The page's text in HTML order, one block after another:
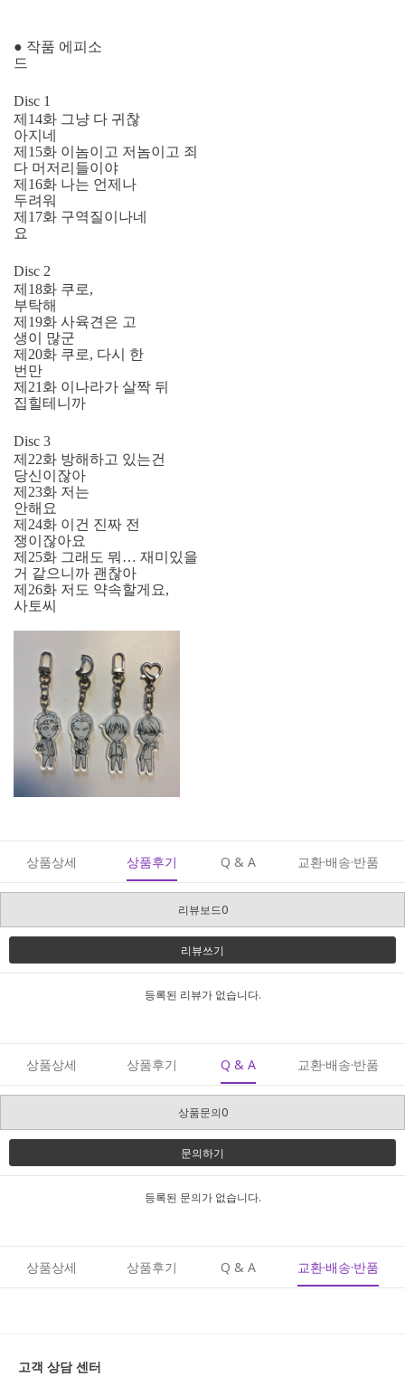
● 작품 에피소
드
Disc 1
제14화 그냥 다 귀찮
아지네
제15화 이놈이고 저놈이고 죄
다 머저리들이야
제16화 나는 언제나
두려워
제17화 구역질이나네
요
Disc 2
제18화 쿠로,
부탁해
제19화 사육견은 고
생이 많군
제20화 쿠로, 다시 한
번만
제21화 이나라가 살짝 뒤
집힐테니까
Disc 3
제22화 방해하고 있는건
당신이잖아
제23화 저는
안해요
제24화 이건 진짜 전
쟁이잖아요
제25화 그래도 뭐… 재미있을
거 같으니까 괜찮아
제26화 저도 약속할게요,
사토씨
상품상세 상품후기 Q & A 교환·배송·반품
리뷰보드0
리뷰쓰기
등록된 리뷰가 없습니다.
상품상세 상품후기 Q & A 교환·배송·반품
상품문의0
문의하기
등록된 문의가 없습니다.
상품상세 상품후기 Q & A 교환·배송·반품
고객 상담 센터